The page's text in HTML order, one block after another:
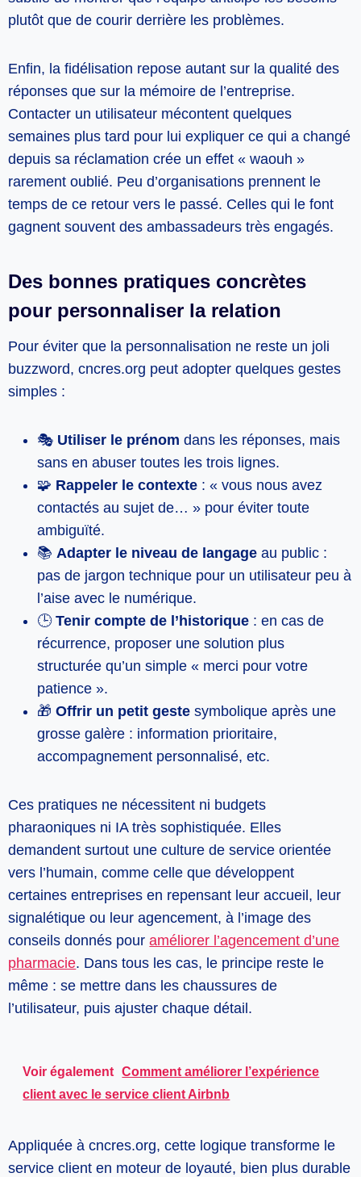
plutôt que de courir derrière les problèmes.
Enfin, la fidélisation repose autant sur la qualité des
réponses que sur la mémoire de l’entreprise.
Contacter un utilisateur mécontent quelques
semaines plus tard pour lui expliquer ce qui a changé
depuis sa réclamation crée un effet « waouh »
rarement oublié. Peu d’organisations prennent le
temps de ce retour vers le passé. Celles qui le font
gagnent souvent des ambassadeurs très engagés.
Des bonnes pratiques concrètes
pour personnaliser la relation
Pour éviter que la personnalisation ne reste un joli
buzzword, cncres.org peut adopter quelques gestes
simples :
🎭 Utiliser le prénom dans les réponses, mais
sans en abuser toutes les trois lignes.
🧩 Rappeler le contexte : « vous nous avez
contactés au sujet de… » pour éviter toute
ambiguïté.
📚 Adapter le niveau de langage au public :
pas de jargon technique pour un utilisateur peu à
l’aise avec le numérique.
🕒Tenir compte de l’historique : en cas de
récurrence, proposer une solution plus
structurée qu’un simple « merci pour votre
patience ».
🎁Offrir un petit geste symbolique après une
grosse galère : information prioritaire,
accompagnement personnalisé, etc.
Ces pratiques ne nécessitent ni budgets
pharaoniques ni IA très sophistiquée. Elles
demandent surtout une culture de service orientée
vers l’humain, comme celle que développent
certaines entreprises en repensant leur accueil, leur
signalétique ou leur agencement, à l’image des
conseils donnés pouraméliorer l’agencement d’une
pharmacie. Dans tous les cas, le principe reste le
même : se mettre dans les chaussures de
l’utilisateur, puis ajuster chaque détail.
Voir également
Comment améliorer l’expérience
client avec le service client Airbnb
Appliquée à cncres.org, cette logique transforme le
service client en moteur de loyauté, bien plus durable